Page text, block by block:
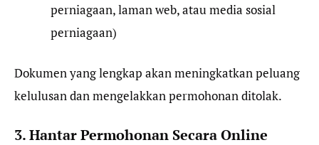
perniagaan, laman web, atau media sosial
perniagaan)
Dokumen yang lengkap akan meningkatkan peluang
kelulusan dan mengelakkan permohonan ditolak.
3. Hantar Permohonan Secara Online